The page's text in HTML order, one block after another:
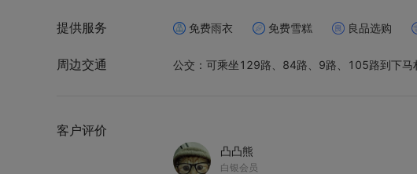
提供服务 免费雨衣 免费雪糕 良品选购
周边交通 公交：可乘坐129路、84路、9路、105路到下马
客户评价
凸凸熊
白银会员